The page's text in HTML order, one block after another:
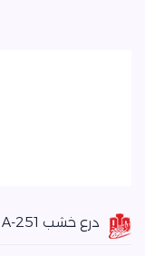
درع خشب A-251